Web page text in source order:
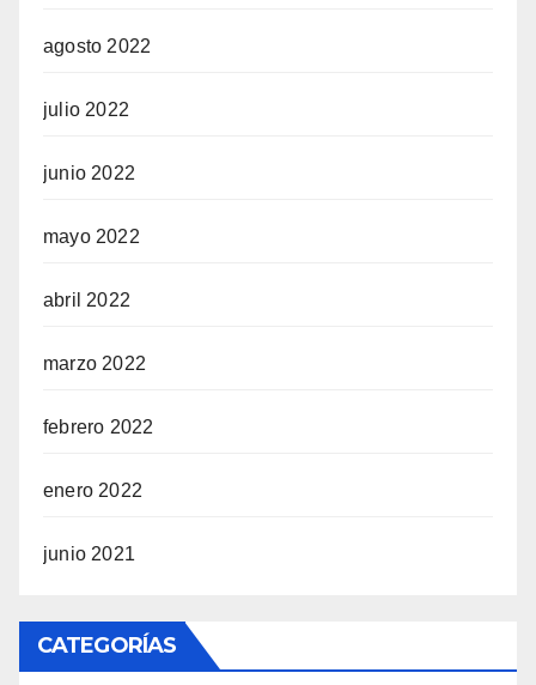
agosto 2022
julio 2022
junio 2022
mayo 2022
abril 2022
marzo 2022
febrero 2022
enero 2022
junio 2021
CATEGORÍAS